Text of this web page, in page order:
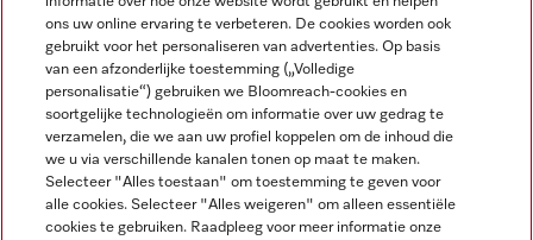
Disclaimer
Algemene voorwaarden en informatie
Privacybeleid
ons uw online ervaring te verbeteren. De cookies worden ook
gebruikt voor het personaliseren van advertenties. Op basis
van een afzonderlijke toestemming („Volledige
personalisatie“) gebruiken we Bloomreach-cookies en
soortgelijke technologieën om informatie over uw gedrag te
verzamelen, die we aan uw profiel koppelen om de inhoud die
we u via verschillende kanalen tonen op maat te maken.
Selecteer "Alles toestaan" om toestemming te geven voor
alle cookies. Selecteer "Alles weigeren" om alleen essentiële
cookies te gebruiken. Raadpleeg voor meer informatie onze